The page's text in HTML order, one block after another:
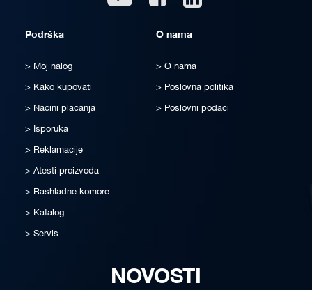
Podrška
Moj nalog
Kako kupovati
Načini plaćanja
Isporuka
Reklamacije
Atesti proizvoda
Rashladne komore
Katalog
Servis
O nama
O nama
Poslovna politika
Poslovni podaci
NOVOSTI